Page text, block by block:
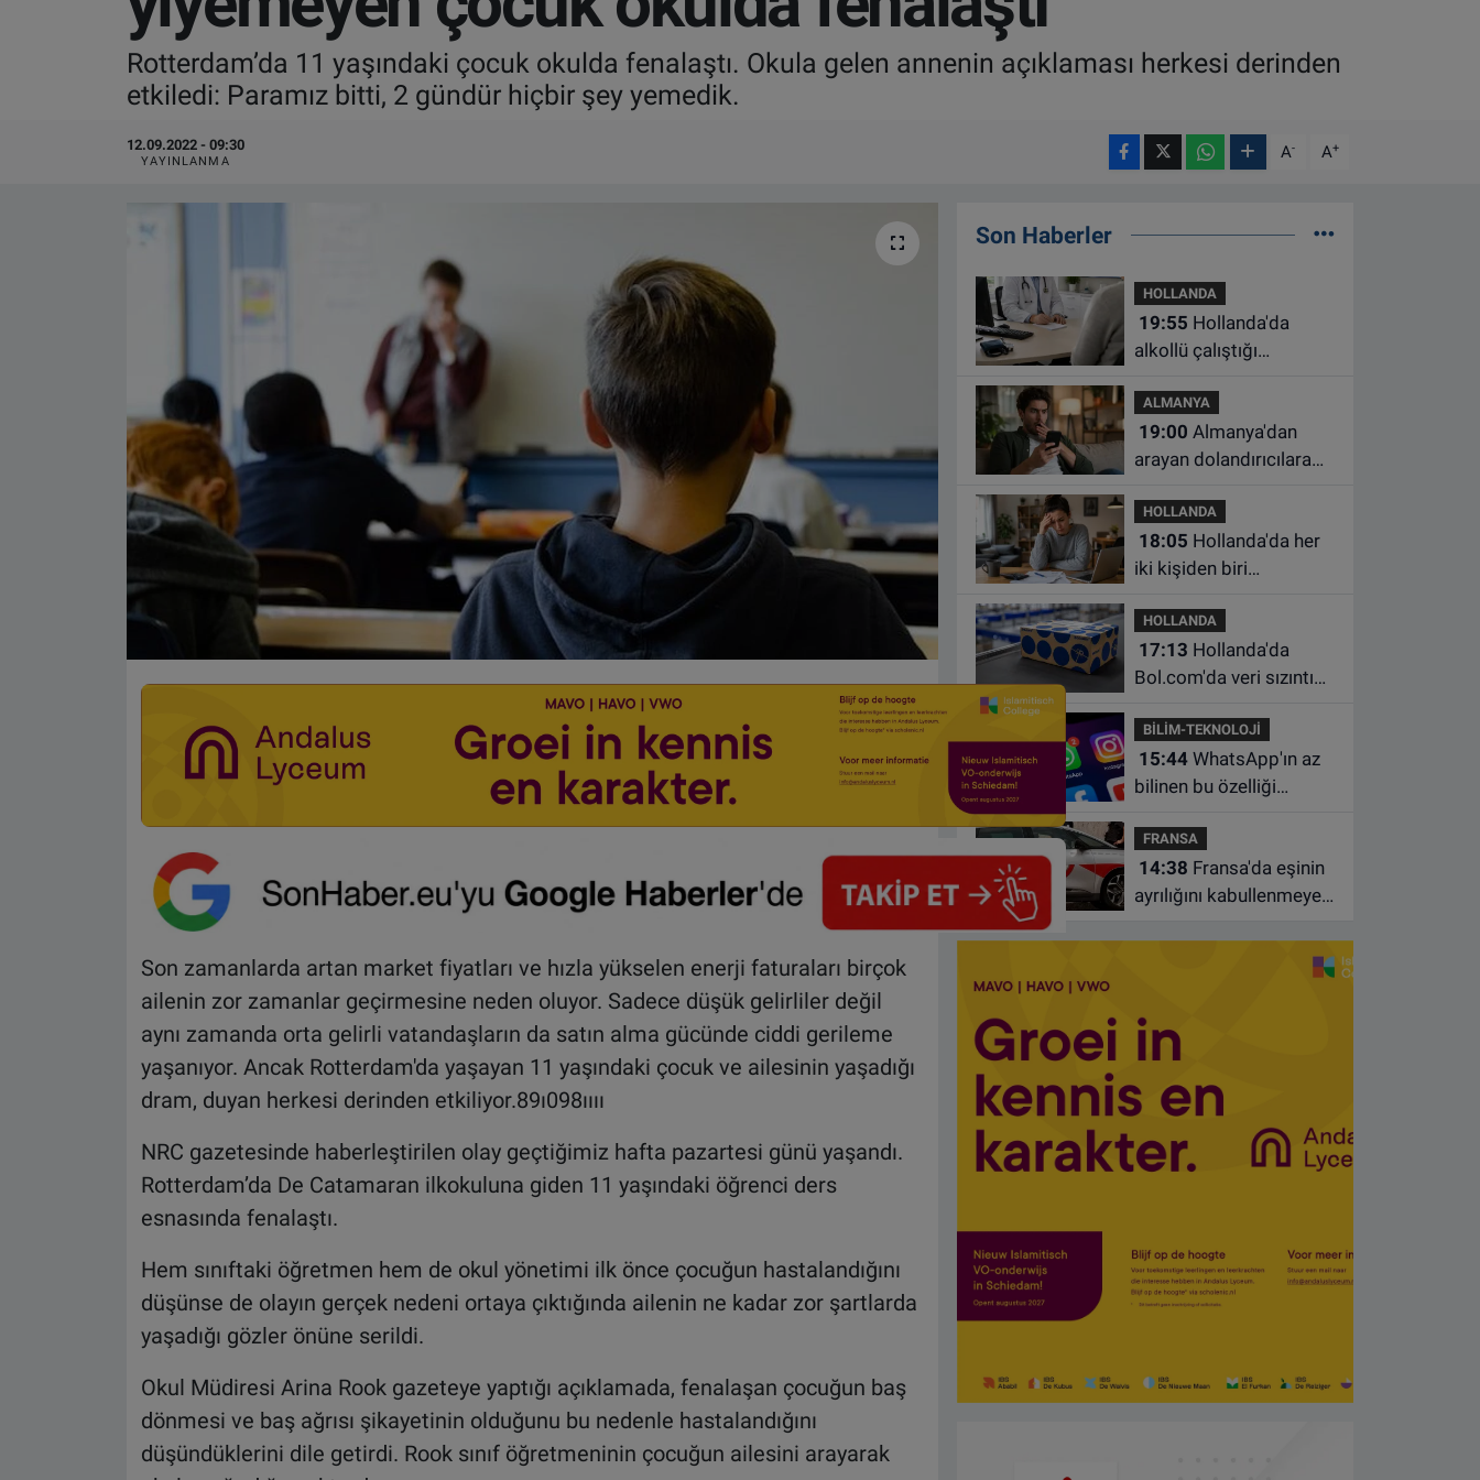
Rotterdam’da 11 yaşındaki çocuk okulda fenalaştı. Okula gelen annenin açıklaması herkesi derinden
etkiledi: Paramız bitti, 2 gündür hiçbir şey yemedik.
12.09.2022 - 09:30
YAYINLANMA A- A+
Son zamanlarda artan market fiyatları ve hızla yükselen enerji faturaları birçok
ailenin zor zamanlar geçirmesine neden oluyor. Sadece düşük gelirliler değil
aynı zamanda orta gelirli vatandaşların da satın alma gücünde ciddi gerileme
yaşanıyor. Ancak Rotterdam'da yaşayan 11 yaşındaki çocuk ve ailesinin yaşadığı
dram, duyan herkesi derinden etkiliyor.89ı098ıııı
NRC gazetesinde haberleştirilen olay geçtiğimiz hafta pazartesi günü yaşandı.
Rotterdam’da De Catamaran ilkokuluna giden 11 yaşındaki öğrenci ders
esnasında fenalaştı.
Hem sınıftaki öğretmen hem de okul yönetimi ilk önce çocuğun hastalandığını
düşünse de olayın gerçek nedeni ortaya çıktığında ailenin ne kadar zor şartlarda
yaşadığı gözler önüne serildi.
Okul Müdiresi Arina Rook gazeteye yaptığı açıklamada, fenalaşan çocuğun baş
dönmesi ve baş ağrısı şikayetinin olduğunu bu nedenle hastalandığını
düşündüklerini dile getirdi. Rook sınıf öğretmeninin çocuğun ailesini arayarak
Son Haberler
HOLLANDA
19:55
alkollü çalıştığı
çalışma yasağı
ALMANYA
19:00
arayan dolandırıcılara
HOLLANDA
18:05
iki kişiden biri
HOLLANDA
17:13
Bol.com'da veri sızıntısı:
geçirilmiş olabilir
BİLİM-TEKNOLOJİ
15:44WhatsApp'ın az
bilinen bu özelliği
hale getiriyor
FRANSA
14:38
ayrılığını kabullenmeyen
VIDEO GALERİ
ALGEMENE VOORWAARDEN
CONTACT
Çerez Politikası